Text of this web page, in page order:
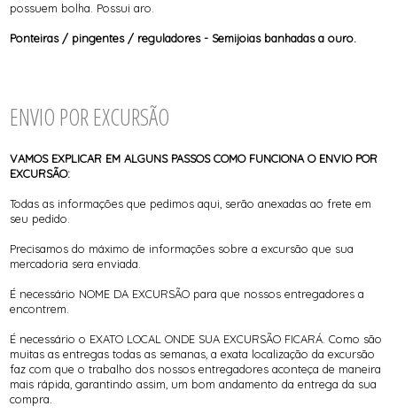
possuem bolha. Possui aro.
Ponteiras / pingentes / reguladores - Semijoias banhadas a ouro.
ENVIO POR EXCURSÃO
VAMOS EXPLICAR EM ALGUNS PASSOS COMO FUNCIONA O ENVIO POR
EXCURSÃO:
Todas as informações que pedimos aqui, serão anexadas ao frete em
seu pedido.
Precisamos do máximo de informações sobre a excursão que sua
mercadoria sera enviada.
É necessário NOME DA EXCURSÃO para que nossos entregadores a
encontrem.
É necessário o EXATO LOCAL ONDE SUA EXCURSÃO FICARÁ. Como são
muitas as entregas todas as semanas, a exata localização da excursão
faz com que o trabalho dos nossos entregadores aconteça de maneira
mais rápida, garantindo assim, um bom andamento da entrega da sua
compra.